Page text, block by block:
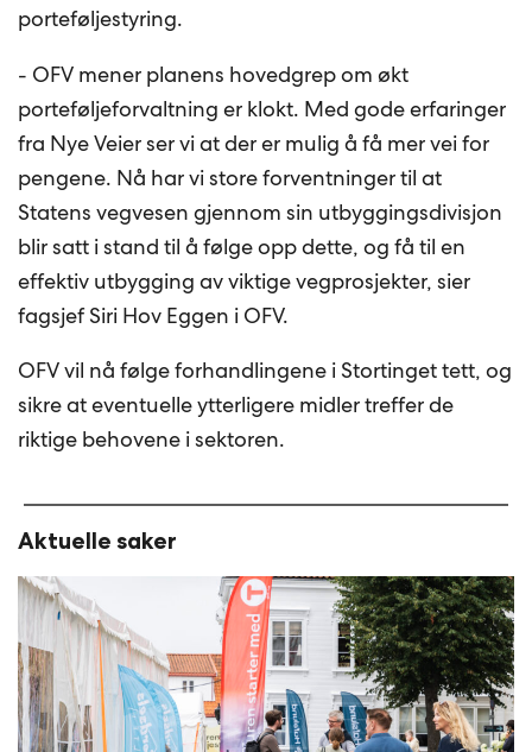
porteføljestyring.
- OFV mener planens hovedgrep om økt
porteføljeforvaltning er klokt. Med gode erfaringer
fra Nye Veier ser vi at der er mulig å få mer vei for
pengene. Nå har vi store forventninger til at
Statens vegvesen gjennom sin utbyggingsdivisjon
blir satt i stand til å følge opp dette, og få til en
effektiv utbygging av viktige vegprosjekter, sier
fagsjef Siri Hov Eggen i OFV.
OFV vil nå følge forhandlingene i Stortinget tett, og
sikre at eventuelle ytterligere midler treffer de
riktige behovene i sektoren.
Aktuelle saker